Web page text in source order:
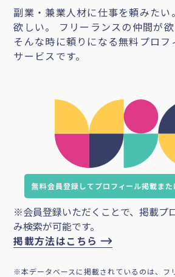
副業・兼業人材に仕事を頼みたい
欲しい。 フリーランスの仲間が欲
そんな時に頼りになる無料プロ
サービスです。
無料会員登録してプロフィール掲載ま
※会員登録いただくことで、掲載プ
み検索が可能です。
掲載方法はこちら
※本データベースに掲載されているのは、フ